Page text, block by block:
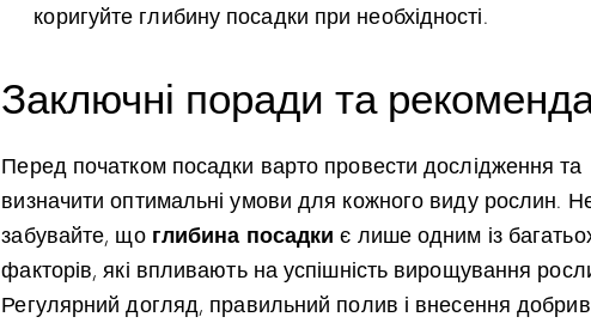
коригуйте глибину посадки при необхідності.
Заключні поради та
Перед початком посадки варто провести дослідження та
визначити оптимальні умови для кожного виду рослин.
забувайте, що глибина посадки є лише одним із
факторів, які впливають на успішність вирощування
Регулярний догляд, правильний полив і внесення добрив